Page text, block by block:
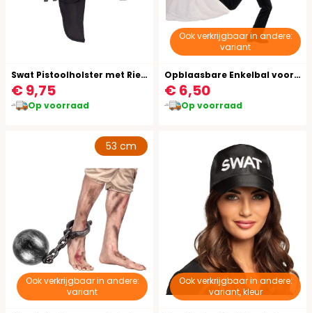
Swat Pistoolholster met Riem
€ 9,75
Op voorraad
Ook verkrijgbaar in andere:
variant
Opblaasbare Enkelbal voor Gevangenen
€ 6,50
Op voorraad
Ook verkrijgbaar in andere:
variant
53 cm
Ook verkrijgbaar in andere:
variant, kleur